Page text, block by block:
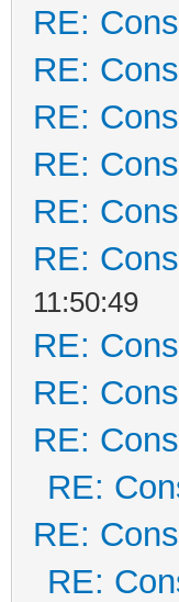
RE:
RE:
RE:
RE:
RE:
RE:
11:50:49
RE:
RE:
RE:
RE:
RE:
RE: